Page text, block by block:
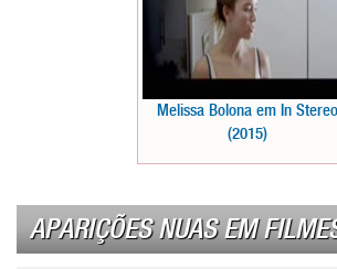
Melissa Bolona em In Stereo
(2015)
APARIÇÕES NUAS EM